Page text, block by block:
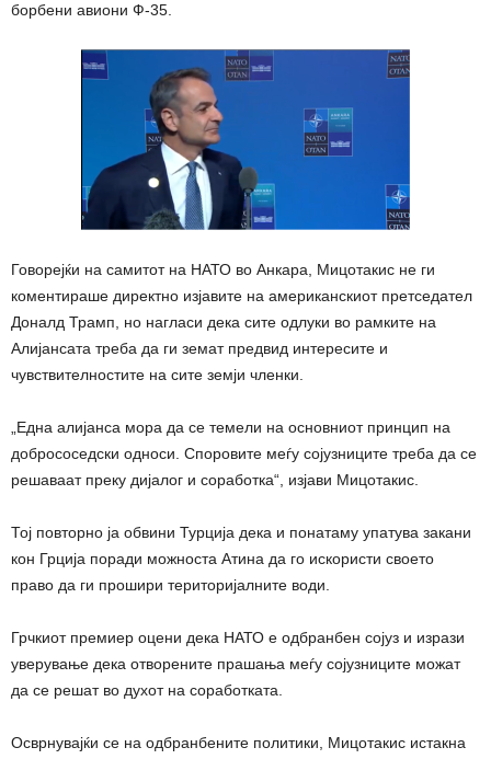
борбени авиони Ф-35.
Говорејќи на самитот на НАТО во Анкара, Мицотакис не ги
коментираше директно изјавите на американскиот претседател
Доналд Трамп, но нагласи дека сите одлуки во рамките на
Алијансата треба да ги земат предвид интересите и
чувствителностите на сите земји членки.
„Една алијанса мора да се темели на основниот принцип на
добрососедски односи. Споровите меѓу сојузниците треба да се
решаваат преку дијалог и соработка“, изјави Мицотакис.
Тој повторно ја обвини Турција дека и понатаму упатува закани
кон Грција поради можноста Атина да го искористи своето
право да ги прошири територијалните води.
Грчкиот премиер оцени дека НАТО е одбранбен сојуз и изрази
уверување дека отворените прашања меѓу сојузниците можат
да се решат во духот на соработката.
Осврнувајќи се на одбранбените политики, Мицотакис истакна